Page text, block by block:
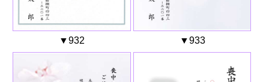
▼932 ▼933